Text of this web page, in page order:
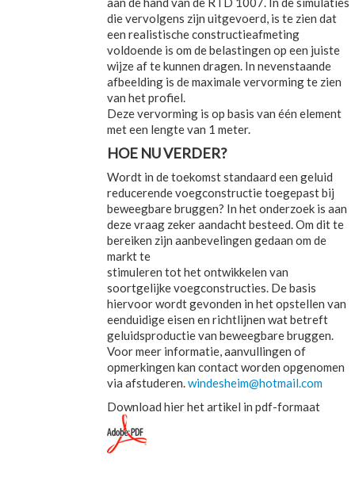
die vervolgens zijn uitgevoerd, is te zien dat
een realistische constructieafmeting
voldoende is om de belastingen op een juiste
wijze af te kunnen dragen. In nevenstaande
afbeelding is de maximale vervorming te zien
van het profiel.
Deze vervorming is op basis van één element
met een lengte van 1 meter.
HOE NU VERDER?
Wordt in de toekomst standaard een geluid
reducerende voegconstructie toegepast bij
beweegbare bruggen? In het onderzoek is aan
deze vraag zeker aandacht besteed. Om dit te
bereiken zijn aanbevelingen gedaan om de
markt te
stimuleren tot het ontwikkelen van
soortgelijke voegconstructies. De basis
hiervoor wordt gevonden in het opstellen van
eenduidige eisen en richtlijnen wat betreft
geluidsproductie van beweegbare bruggen.
Voor meer informatie, aanvullingen of
opmerkingen kan contact worden opgenomen
via afstuderen.windesheim@hotmail.com
Download hier het artikel in pdf-formaat